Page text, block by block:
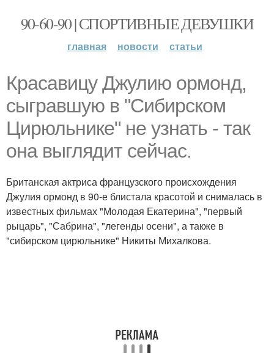
90-60-90 | СПОРТИВНЫЕ ДЕВУШКИ
главная новости статьи
Красавицу Джулию ормонд,
сыгравшую в "Сибирском
Цирюльнике" не узнать - так
она выглядит сейчас.
Британская актриса французского происхождения
Джулия ормонд в 90-е блистала красотой и снималась в
известных фильмах "Молодая Екатерина", "первый
рыцарь", "Сабрина", "легенды осени", а также в
"сибирском цирюльнике" Никиты Михалкова.